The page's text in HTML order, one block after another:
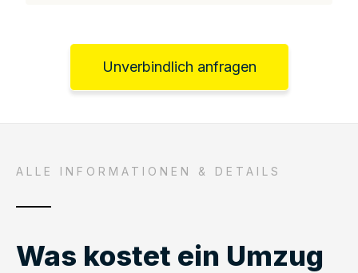
Unverbindlich anfragen
ALLE INFORMATIONEN & DETAILS
Was kostet ein Umzug